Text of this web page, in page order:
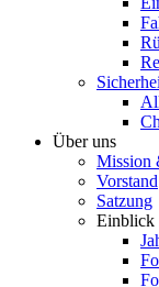
Über uns
Mission
Vorstand
Satzung
Einblick